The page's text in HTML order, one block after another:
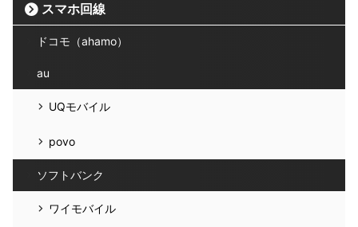
スマホ回線
ドコモ（ahamo）
au
UQモバイル
povo
ソフトバンク
ワイモバイル